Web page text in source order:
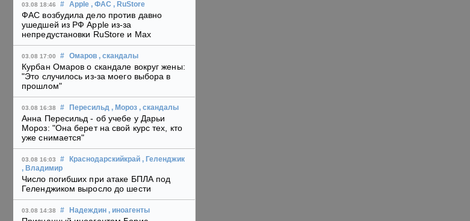
03.08 18:46 # Apple , ФАС , RuStore
ФАС возбудила дело против давно
ушедшей из РФ Apple из-за
непредустановки RuStore и Max
03.08 17:00 # Омаров , скандалы
Курбан Омаров о скандале вокруг жены:
"Это случилось из-за моего выбора в
прошлом"
03.08 16:38 # Пересильд , Мороз , скандалы
Анна Пересильд - об учебе у Дарьи
Мороз: "Она берет на свой курс тех, кто
уже снимается"
03.08 16:03 # Краснодарскийкрай , Геленджик
, Владимир
Число погибших при атаке БПЛА под
Геленджиком выросло до шести
03.08 14:38 # Надеждин , иноагенты